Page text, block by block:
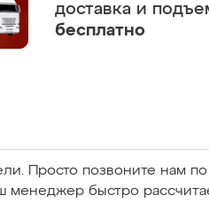
доставка и
бесплатно
Просто позвоните нам
менеджер быстро